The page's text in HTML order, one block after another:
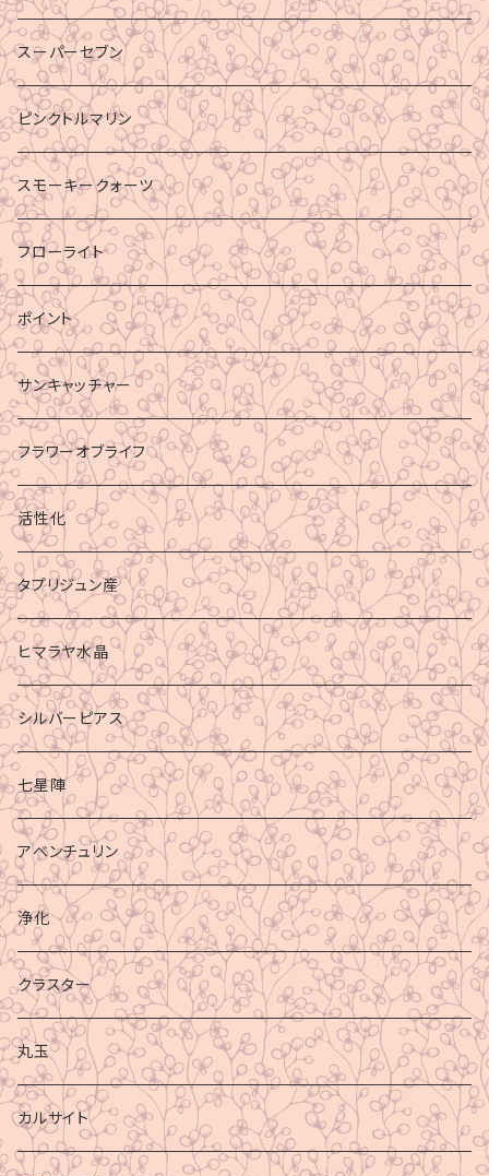
スーパーセブン
ピンクトルマリン
スモーキークォーツ
フローライト
ポイント
サンキャッチャー
フラワーオブライフ
活性化
タプリジュン産
ヒマラヤ水晶
シルバーピアス
七星陣
アベンチュリン
浄化
クラスター
丸玉
カルサイト